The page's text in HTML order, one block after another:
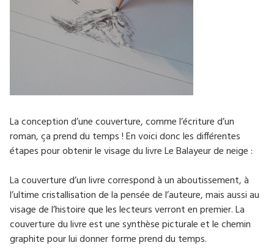
La conception d’une couverture, comme l’écriture d’un
roman, ça prend du temps ! En voici donc les différentes
étapes pour obtenir le visage du livre Le Balayeur de neige :
La couverture d’un livre correspond à un aboutissement, à
l’ultime cristallisation de la pensée de l’auteure, mais aussi au
visage de l’histoire que les lecteurs verront en premier. La
couverture du livre est une synthèse picturale et le chemin
graphite pour lui donner forme prend du temps.